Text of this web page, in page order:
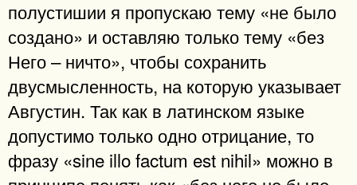
полустишии я пропускаю тему «не было
создано» и оставляю только тему «без
Него – ничто», чтобы сохранить
двусмысленность, на которую указывает
Августин. Так как в латинском языке
допустимо только одно отрицание, то
фразу «sine illo factum est nihil» можно в